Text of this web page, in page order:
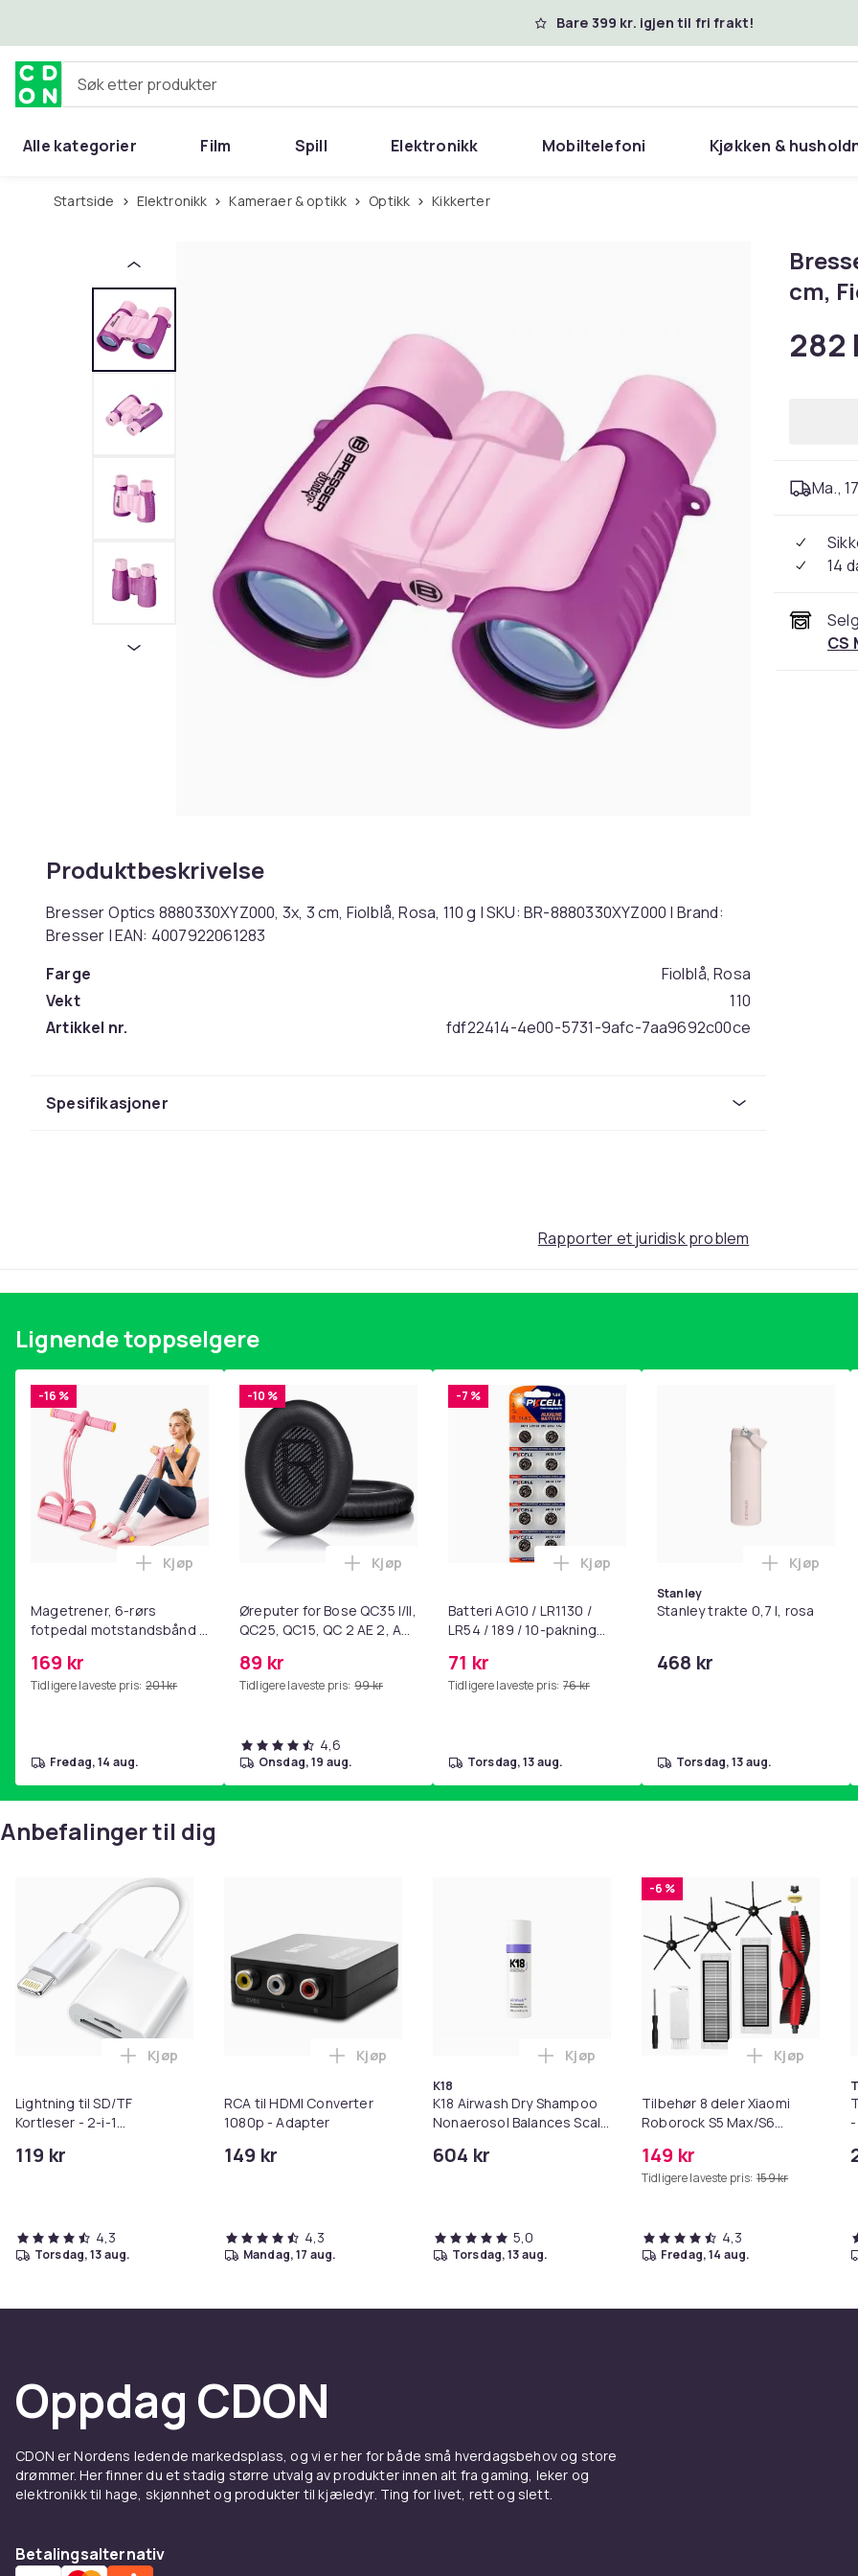
Bare 399 kr. igjen til fri frakt!
Søk etter produkter
Alle kategorier Film Spill Elektronikk Mobiltelefoni Kjøkken &
Startside Elektronikk Kameraer & optikk Optikk Kikkerter
Produktbeskrivelse
Bresser Optics 8880330XYZ000, 3x, 3 cm, Fiolblå, Rosa, 110 g | SKU: BR-8880330XYZ000 | Brand:
Bresser | EAN: 4007922061283
Farge
Fiolblå, Rosa
Vekt
110
Artikkel nr.
fdf22414-4e00-5731-9afc-7aa9692c00ce
Spesifikasjoner
cm,
282
Ma.,
14
CS
Rapporter et juridisk problem
Lignende toppselgere
-16 %
Magetrener, 6-rørs
fotpedal motstandsbånd -
yoga og
hjemmegymnastikk Pink
169 kr
Tidligere laveste pris: 201 kr
Legg Magetrener, 6-rørs fotpedal motstandsbånd - mage- og kjernetrening, yoga og
Kjøp
fredag, 14 aug.
-10 %
Øreputer for Bose QC35 I/II,
QC25, QC15, QC 2 AE 2, AE
SoundLink Black
89 kr
Tidligere laveste pris: 99 kr
Legg Øreputer for Bose QC35 I/II, QC25, QC15, QC 2 AE 2, AE 2i, AE 2w,
Kjøp
4,6
onsdag, 19 aug.
-7 %
Batteri AG10 / LR1130 /
LR54 / 189 / 10-pakning
71 kr
Tidligere laveste pris: 76 kr
Legg Batteri AG10 / LR1130 / LR54 / 189
Kjøp
torsdag, 13 aug.
Stanley
Stanley trakte 0,7 l, rosa
468 kr
Legg
Kjøp
torsdag, 13 aug.
Anbefalinger til dig
Lightning til SD/TF
Kortleser - 2-i-1
iPhone/iPad
119 kr
Legg Lightning til SD/TF Kortleser - 2-i-1 Minnekortadapter til iPhone/iPad i handlekurven
Kjøp
4,3
torsdag, 13 aug.
RCA til HDMI Converter
1080p - Adapter
149 kr
Legg RCA til HDMI Converter 1080p - Adapter i handlekurven
Kjøp
4,3
mandag, 17 aug.
K18
K18 Airwash Dry Shampoo
Nonaerosol Balances Scalp
604 kr
Legg K18 Airwash Dry Shampoo
Kjøp
5,0
torsdag, 13 aug.
-6 %
Tilbehør 8 deler Xiaomi
Roborock S5 Max/S6
MAXV/S50/S51/S55/S5/S60/S65/
149 kr
Tidligere laveste pris: 159 kr
Legg
Kjøp
4,3
fredag, 14 aug.
-
Oppdag CDON
CDON er Nordens ledende markedsplass, og vi er her for både små hverdagsbehov og store
drømmer. Her finner du et stadig større utvalg av produkter innen alt fra gaming, leker og
elektronikk til hage, skjønnhet og produkter til kjæledyr. Ting for livet, rett og slett.
Betalingsalternativ